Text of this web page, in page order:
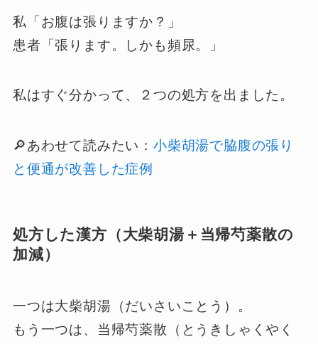
私「お腹は張りますか？」
患者「張ります。しかも頻尿。」
私はすぐ分かって、２つの処方を出ました。
🔎あわせて読みたい： 小柴胡湯で脇腹の張り
と便通が改善した症例
処方した漢方（大柴胡湯＋当帰芍薬散の
加減）
一つは大柴胡湯（だいさいことう）。
もう一つは、当帰芍薬散（とうきしゃくやく